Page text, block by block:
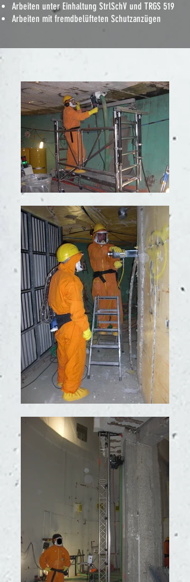
Arbeiten unter Einhaltung StrlSchV und TRGS 519
Arbeiten mit fremdbelüfteten Schutzanzügen